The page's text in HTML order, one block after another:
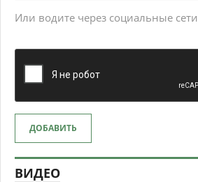
Или водите через социальные сети
ДОБАВИТЬ
ВИДЕО